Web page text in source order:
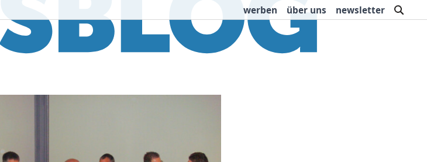
werben über uns newsletter
Über uns Werbung
Buchtipps